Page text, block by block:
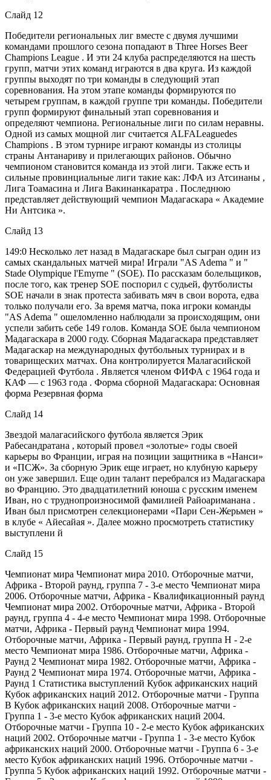
Слайд 12
Победители региональных лиг вместе с двумя лучшими
командами прошлого сезона попадают в Three Horses Beer
Champions League . И эти 24 клуба распределяются на шесть
групп, матчи этих команд играются в два круга. Из каждой
группы выходят по три команды в следующий этап
соревнования. На этом этапе команды формируются по
четырем группам, в каждой группе три команды. Победители
групп формируют финальный этап соревнования и
определяют чемпиона. Региональные лиги по силам неравны.
Одной из самых мощной лиг считается ALFALeaguedes
Champions . В этом турнире играют команды из столицы
страны Антанариву и прилегающих районов. Обычно
чемпионом становится команда из этой лиги. Также есть и
сильные провинциальные лиги такие как: ЛФА из Атсинаны ,
Лига Тоамасина и Лига Вакинанкаратра . Последнюю
представляет действующий чемпион Мадагаскара « Академие
Ни Антсика ».
Слайд 13
149:0 Несколько лет назад в Мадагаскаре был сыгран один из
самых скандальных матчей мира! Играли "AS Adema " и "
Stade Olympique l'Emyrne " (SOE). По рассказам болельщиков,
после того, как тренер SOE поспорил с судьей, футболисты
SOE начали в знак протеста забивать мяч в свои ворота, едва
только получали его. За время матча, пока игроки команды
"AS Adema " ошеломленно наблюдали за происходящим, они
успели забить себе 149 голов. Команда SOE была чемпионом
Мадагаскара в 2000 году. Сборная Мадагаскара представляет
Мадагаскар на международных футбольных турнирах и в
товарищеских матчах. Она контролируется Малагасийской
Федерацией Футбола . Является членом ФИФА с 1964 года и
КАФ — с 1963 года . Форма сборной Мадагаскара: Основная
форма Резервная форма
Слайд 14
Звездой малагасийского футбола является Эрик
Рабесандратана , который провел «золотые» годы своей
карьеры во Франции, играя на позиции защитника в «Нанси»
и «ПСЖ». За сборную Эрик еще играет, но клубную карьеру
он уже завершил. Еще один талант перебрался из Мадагаскара
во Францию. Это двадцатилетний юноша с русским именем
Иван, но с труднопроизносимой фамилией Райоариманана .
Иван был присмотрен селекционерами «Пари Сен-Жерьмен »
в клубе « Айесайая ». Далее можно просмотреть статистику
выступлени й
Слайд 15
Чемпионат мира Чемпионат мира 2010. Отборочные матчи,
Африка - Второй раунд, группа 7 - 3-е место Чемпионат мира
2006. Отборочные матчи, Африка - Квалификационный раунд
Чемпионат мира 2002. Отборочные матчи, Африка - Второй
раунд, группа 4 - 4-е место Чемпионат мира 1998. Отборочные
матчи, Африка - Первый раунд Чемпионат мира 1994.
Отборочные матчи, Африка - Первый раунд, группа H - 2-е
место Чемпионат мира 1986. Отборочные матчи, Африка -
Раунд 2 Чемпионат мира 1982. Отборочные матчи, Африка -
Раунд 2 Чемпионат мира 1974. Отборочные матчи, Африка -
Раунд 1 Статистика выступлений Кубок африканских наций
Кубок африканских наций 2012. Отборочные матчи - Группа
В Кубок африканских наций 2008. Отборочные матчи -
Группа 1 - 3-е место Кубок африканских наций 2004.
Отборочные матчи - Группа 10 - 2-е место Кубок африканских
наций 2002. Отборочные матчи - Группа 1 - 3-е место Кубок
африканских наций 2000. Отборочные матчи - Группа 6 - 3-е
место Кубок африканских наций 1996. Отборочные матчи -
Группа 5 Кубок африканских наций 1992. Отборочные матчи -